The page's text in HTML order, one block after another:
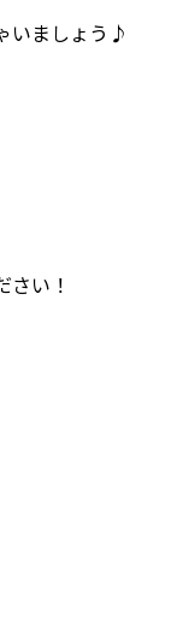
いましょう♪
さい！